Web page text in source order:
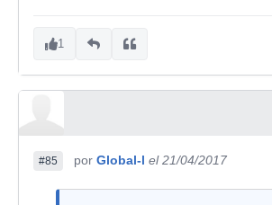
1
#85 por Global-l el 21/04/2017